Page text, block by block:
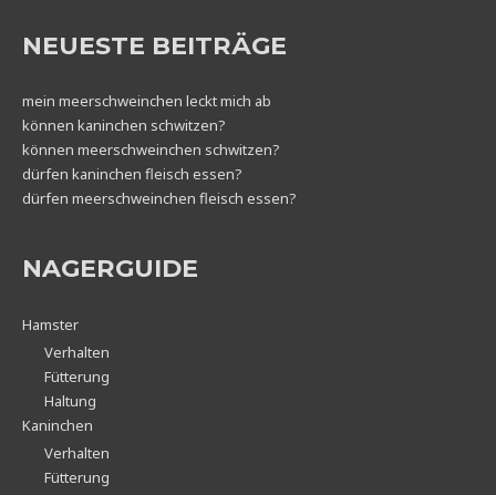
NEUESTE BEITRÄGE
mein meerschweinchen leckt mich ab
können kaninchen schwitzen?
können meerschweinchen schwitzen?
dürfen kaninchen fleisch essen?
dürfen meerschweinchen fleisch essen?
NAGERGUIDE
Hamster
Verhalten
Fütterung
Haltung
Kaninchen
Verhalten
Fütterung